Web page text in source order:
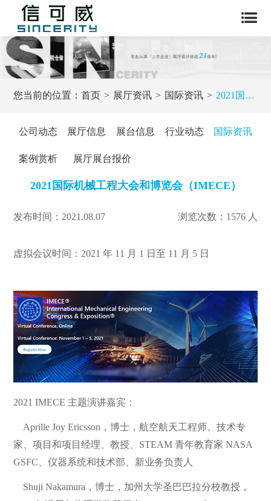
您当前的位置：首页 展厅资讯 国际资讯 2021国际机械工程大会和博览会（IMECE）
公司动态 展厅信息 展台信息 行业动态 国际资讯
案例赏析 展厅展台报价
2021国际机械工程大会和博览会（IMECE）
发布时间：2021.08.07 浏览次数：1576 人
虚拟会议时间：2021 年 11 月 1 日至 11 月 5 日
2021 IMECE 主题演讲嘉宾：
Aprille Joy Ericsson，博士，航空航天工程师、技术专
家、项目和项目经理、教授、STEAM 青年教育家 NASA
GSFC、仪器系统和技术部、新业务负责人
Shuji Nakamura，博士，加州大学圣巴巴拉分校教授，